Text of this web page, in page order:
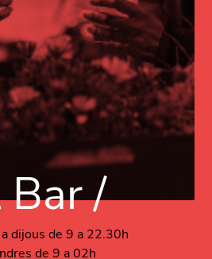
Bar /
dijous de 9 a 22.30h
de 9 a 02h